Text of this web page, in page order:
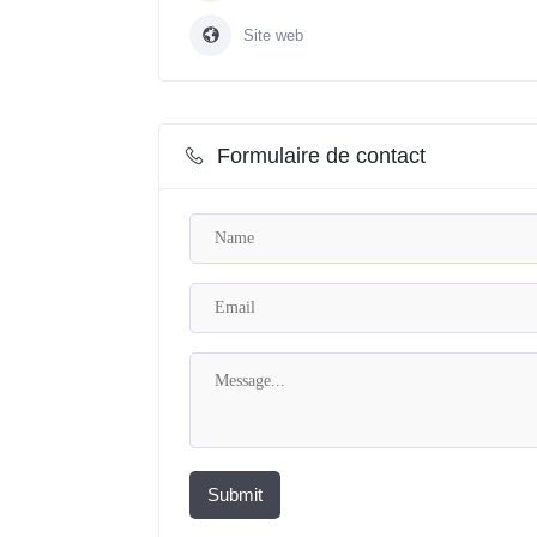
Site web
Formulaire de contact
Submit